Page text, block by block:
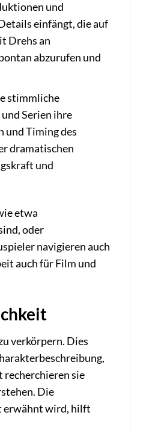
und
einfängt, die auf
Drehs an
abzurufen und
stimmliche
Serien ihre
und Timing des
dramatischen
und
etwa
oder
navigieren auch
auch für Film und
verkörpern. Dies
recherchieren sie
Die
erwähnt wird, hilft